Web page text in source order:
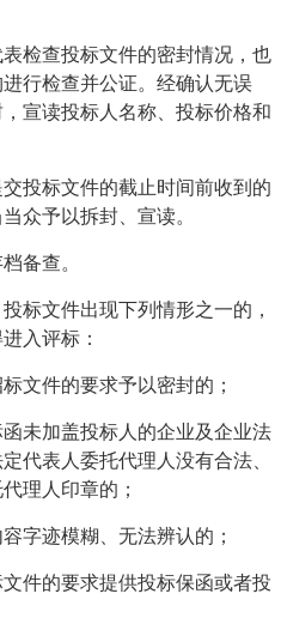
检查投标文件的密封情况，也
行检查并公证。经确认无误
宣读投标人名称、投标价格和
投标文件的截止时间前收到的
众予以拆封、宣读。
备查。
标文件出现下列情形之一的，
入评标：
文件的要求予以密封的；
函未加盖投标人的企业及企业法
代表人委托代理人没有合法、
理人印章的；
字迹模糊、无法辨认的；
文件的要求提供投标保函或者投